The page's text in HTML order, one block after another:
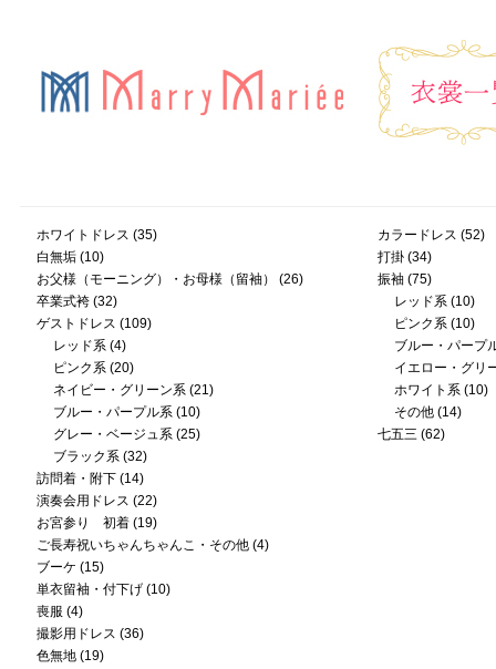
ホワイトドレス (35)
白無垢(10)
お父様（モーニング）・お母様（留袖）
(26)
卒業式袴(32)
ゲストドレス (109)
レッド系(4)
ピンク系(20)
ネイビー・グリーン系(21)
ブルー・パープル系(10)
グレー・ベージュ系(25)
ブラック系(32)
訪問着・附下(14)
演奏会用ドレス (22)
お宮参り 初着(19)
ご長寿祝いちゃんちゃんこ・その他(4)
ブーケ (15)
単衣留袖・付下げ(10)
喪服 (4)
撮影用ドレス (36)
色無地(19)
カラードレス (52)
打掛(34)
振袖(75)
レッド系(10)
ピンク系(10)
ブルー・パープ
イエロー・グリ
ホワイト系(10)
その他(14)
七五三 (62)